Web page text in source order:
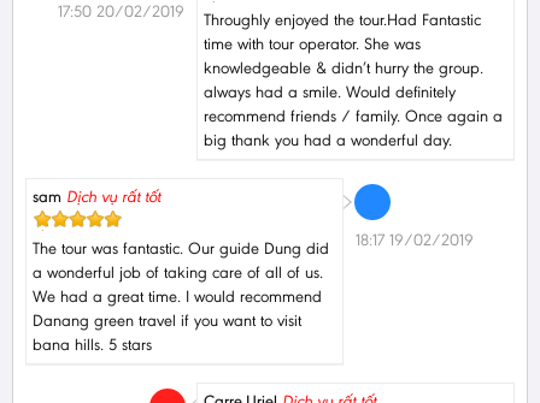
Throughly enjoyed the tour.Had Fantastic
time with tour operator. She was
knowledgeable & didn’t hurry the group.
always had a smile. Would definitely
recommend friends / family. Once again a
big thank you had a wonderful day.
17:50 20/02/2019
sam Dịch vụ rất tốt
The tour was fantastic. Our guide Dung did
a wonderful job of taking care of all of us.
We had a great time. I would recommend
Danang green travel if you want to visit
bana hills. 5 stars
18:17 19/02/2019